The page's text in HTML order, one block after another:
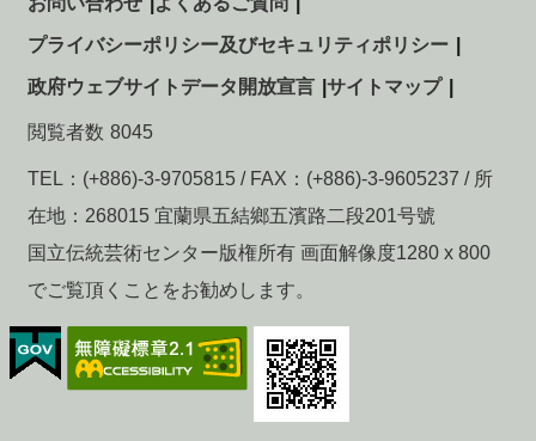
プライバシーポリシー及びセキュリティポリシー
政府ウェブサイトデータ開放宣言 サイトマップ
閲覧者数 8045
TEL：(+886)-3-9705815 / FAX：(+886)-3-9605237 / 所
在地：268015 宜蘭県五結鄉五濱路二段201号號
国立伝統芸術センター版権所有 画面解像度1280 x 800
でご覧頂くことをお勧めします。